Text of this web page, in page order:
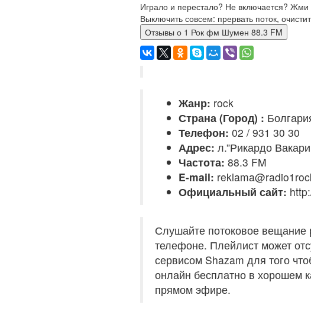
Играло и перестало? Не включается? Жми
Выключить совсем: прервать поток,
Отзывы о 1 Рок фм Шумен 88.3 FM
Жанр: rock
Страна (Город) :
Телефон: 02 / 931 30 30
Адрес: л.”Рикардо
Частота: 88.3 FM
E-mail:
Официальный сайт:
Слушайте потоковое
телефоне. Плейлист может
сервисом Shazam для того
онлайн бесплатно в хорошем
прямом эфире.